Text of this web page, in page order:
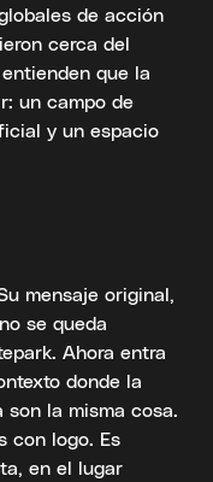
de acción
cerca del
que la
un campo de
y un espacio
mensaje original,
se queda
Ahora entra
donde la
la misma cosa.
con logo. Es
en el lugar